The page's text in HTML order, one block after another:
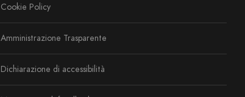
Cookie Policy
Amministrazione Trasparente
Dichiarazione di accessibilità